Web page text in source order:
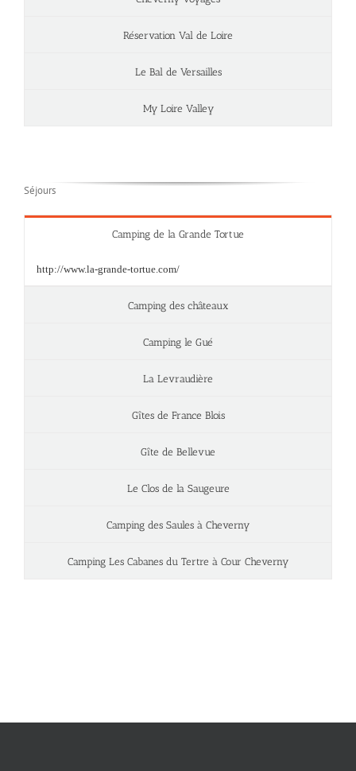
Réservation Val de Loire
Le Bal de Versailles
My Loire Valley
Séjours
Camping de la Grande Tortue
http://www.la-grande-tortue.com/
Camping des châteaux
Camping le Gué
La Levraudière
Gîtes de France Blois
Gîte de Bellevue
Le Clos de la Saugeure
Camping des Saules à Cheverny
Camping Les Cabanes du Tertre à Cour Cheverny